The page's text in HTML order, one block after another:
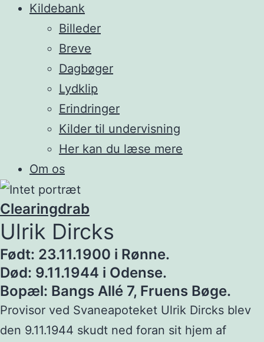
Kildebank
Billeder
Breve
Dagbøger
Lydklip
Erindringer
Kilder til undervisning
Her kan du læse mere
Om os
Clearingdrab
Ulrik Dircks
Født: 23.11.1900 i Rønne.
Død: 9.11.1944 i Odense.
Bopæl: Bangs Allé 7, Fruens Bøge.
Provisor ved Svaneapoteket Ulrik Dircks blev
den 9.11.1944 skudt ned foran sit hjem af